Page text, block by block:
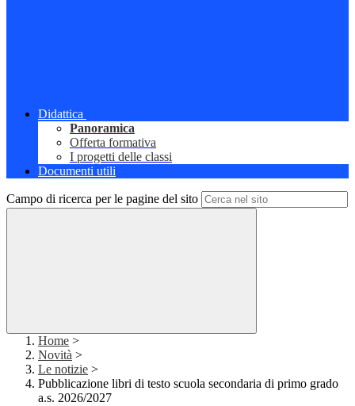
Didattica
Panoramica
Offerta formativa
I progetti delle classi
Documenti utili
Campo di ricerca per le pagine del sito
Home >
Novità >
Le notizie >
Pubblicazione libri di testo scuola secondaria di primo grado
a.s. 2026/2027